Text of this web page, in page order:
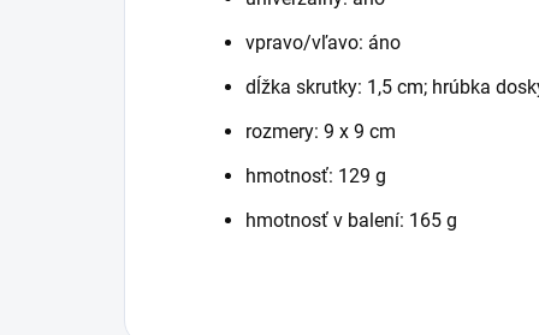
vpravo/vľavo: áno
dĺžka skrutky: 1,5 cm; hrúbka
rozmery: 9 x 9 cm
hmotnosť: 129 g
hmotnosť v balení: 165 g